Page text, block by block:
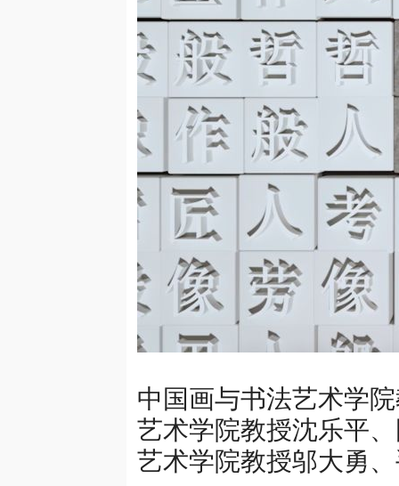
中国画与书法艺术学
艺术学院教授沈乐平
艺术学院教授邬大勇